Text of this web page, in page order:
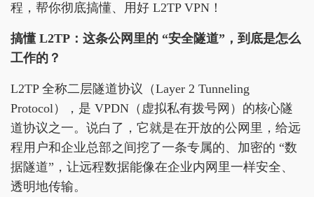
程，帮你彻底搞懂、用好 L2TP VPN！
搞懂 L2TP：这条公网里的 “安全隧道”，到底是怎么
工作的？
L2TP 全称二层隧道协议（Layer 2 Tunneling
Protocol），是 VPDN（虚拟私有拨号网）的核心隧
道协议之一。说白了，它就是在开放的公网里，给远
程用户和企业总部之间挖了一条专属的、加密的 “数
据隧道”，让远程数据能像在企业内网里一样安全、
透明地传输。